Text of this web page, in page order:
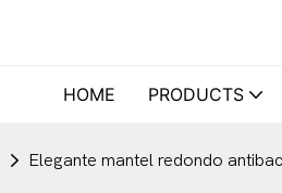
HOME PRODUCTS
Elegante mantel redondo